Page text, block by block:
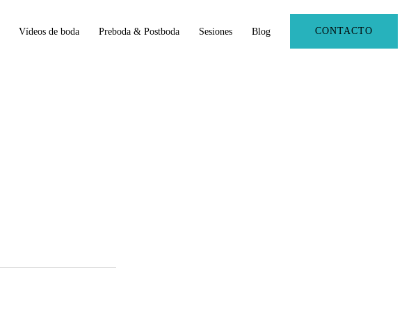
Vídeos de boda Preboda & Postboda Sesiones Blog CONTACTO